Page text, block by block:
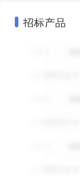
招标产品